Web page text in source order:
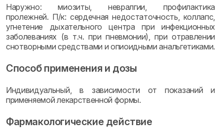
Наружно: миозиты, невралгии, профилактика
пролежней. П/к: сердечная недостаточность, коллапс,
угнетение дыхательного центра при инфекционных
заболеваниях (в т.ч. при пневмонии), при отравлении
снотворными средствами и опиоидными анальгетиками.
Способ применения и дозы
Индивидуальный, в зависимости от показаний и
применяемой лекарственной формы.
Фармакологические действие